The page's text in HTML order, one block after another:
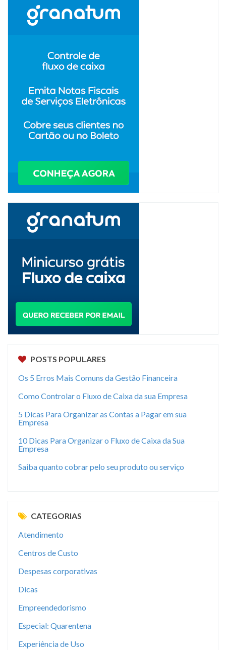
POSTS POPULARES
Os 5 Erros Mais Comuns da Gestão Financeira
Como Controlar o Fluxo de Caixa da sua Empresa
5 Dicas Para Organizar as Contas a Pagar em sua
Empresa
10 Dicas Para Organizar o Fluxo de Caixa da Sua
Empresa
Saiba quanto cobrar pelo seu produto ou serviço
CATEGORIAS
Atendimento
Centros de Custo
Despesas corporativas
Dicas
Empreendedorismo
Especial: Quarentena
Experiência de Uso